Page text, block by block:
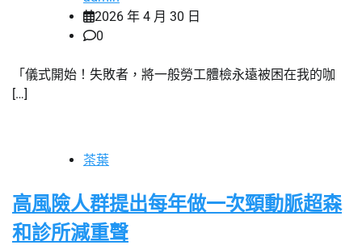
2026 年 4 月 30 日
0
「儀式開始！失敗者，將一般勞工體檢永遠被困在我的咖
[…]
茶葉
高風險人群提出每年做一次頸動脈超森
和診所減重聲